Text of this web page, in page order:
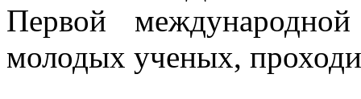
Первой
молодых ученых,